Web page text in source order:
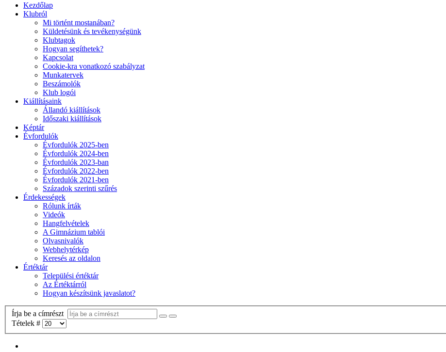
Kezdőlap
Klubról
Mi történt mostanában?
Küldetésünk és tevékenységünk
Klubtagok
Hogyan segíthetek?
Kapcsolat
Cookie-kra vonatkozó szabályzat
Munkatervek
Beszámolók
Klub logói
Kiállításaink
Állandó kiállítások
Időszaki kiállítások
Képtár
Évfordulók
Évfordulók 2025-ben
Évfordulók 2024-ben
Évfordulók 2023-ban
Évfordulók 2022-ben
Évfordulók 2021-ben
Századok szerinti szűrés
Érdekességek
Rólunk írták
Videók
Hangfelvételek
A Gimnázium tablói
Olvasnivalók
Webhelytérkép
Keresés az oldalon
Értéktár
Települési értéktár
Az Értéktárról
Hogyan készítsünk javaslatot?
Írja be a címrészt
Tételek #